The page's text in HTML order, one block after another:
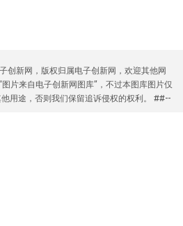
创新网，版权归属电子创新网，欢迎其他网
片来自电子创新网图库”，不过本图库图片仅
用途，否则我们保留追诉侵权的权利。 ##--